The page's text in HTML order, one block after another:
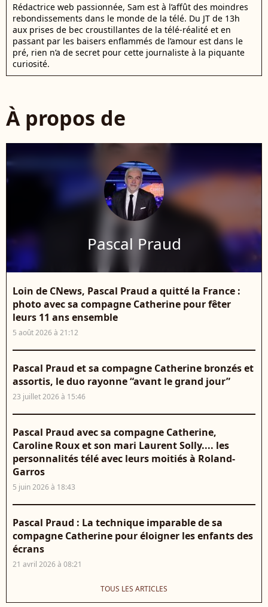
Rédactrice web passionnée, Sam est à l’affût des moindres
rebondissements dans le monde de la télé. Du JT de 13h
aux prises de bec croustillantes de la télé-réalité et en
passant par les baisers enflammés de l’amour est dans le
pré, rien n’a de secret pour cette journaliste à la piquante
curiosité.
À propos de
Pascal Praud
Loin de CNews, Pascal Praud a quitté la France :
photo avec sa compagne Catherine pour fêter
leurs 11 ans ensemble
5 août 2026 à 21:12
Pascal Praud et sa compagne Catherine bronzés et
assortis, le duo rayonne “avant le grand jour”
23 juillet 2026 à 15:46
Pascal Praud avec sa compagne Catherine,
Caroline Roux et son mari Laurent Solly.... les
personnalités télé avec leurs moitiés à Roland-
Garros
5 juin 2026 à 18:43
Pascal Praud : La technique imparable de sa
compagne Catherine pour éloigner les enfants des
écrans
21 avril 2026 à 08:21
TOUS LES ARTICLES